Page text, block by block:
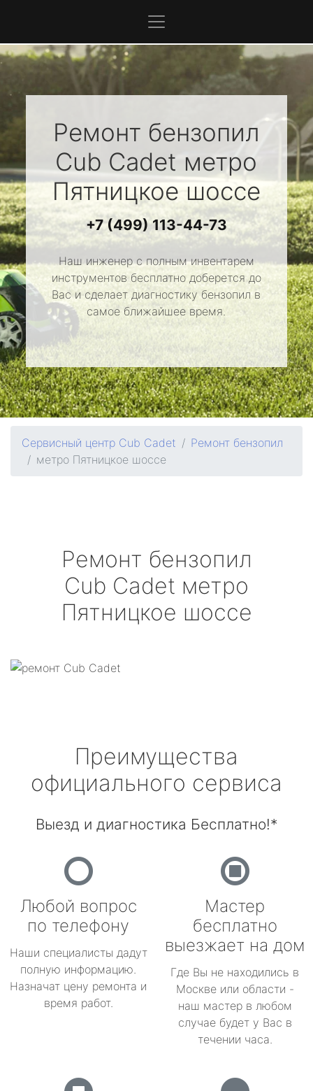
Ремонт бензопил
Cub Cadet метро
Пятницкое шоссе
+7 (499) 113-44-73
Наш инженер с полным инвентарем
инструментов бесплатно доберется до
Вас и сделает диагностику бензопил в
самое ближайшее время.
Сервисный центр Cub Cadet
Ремонт бензопил
метро Пятницкое шоссе
Ремонт бензопил
Cub Cadet метро
Пятницкое шоссе
Преимущества
официального сервиса
Выезд и диагностика Бесплатно!*
Любой вопрос
по телефону
Наши специалисты дадут
полную информацию.
Назначат цену ремонта и
время работ.
Мастер
бесплатно
выезжает на дом
Где Вы не находились в
Москве или области -
наш мастер в любом
случае будет у Вас в
течении часа.